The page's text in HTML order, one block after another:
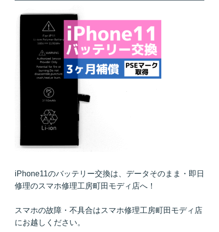
iPhone11のバッテリー交換は、データそのまま・即日
修理のスマホ修理工房町田モディ店へ！
スマホの故障・不具合はスマホ修理工房町田モディ店
にお越しください。